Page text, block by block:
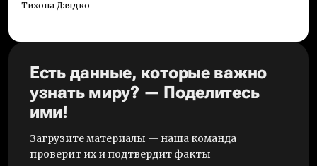
Тихона Дзядко
Есть данные, которые важно
узнать миру? — Поделитесь
ими!
Загрузите материалы — наша команда
проверит их и подтвердит факты